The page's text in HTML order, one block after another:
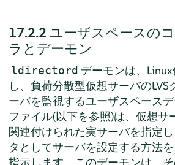
17.2.2 ユーザスペースの
ラとデーモン
ldirectord デーモンは、
し、負荷分散型仮想サーバのLVS
ーバを監視するユーザスペース
ファイル(以下を参照)は、仮想サ
関連付けられた実サーバを指定し
タとしてサーバを設定する方法を
指示します。このデーモンは、